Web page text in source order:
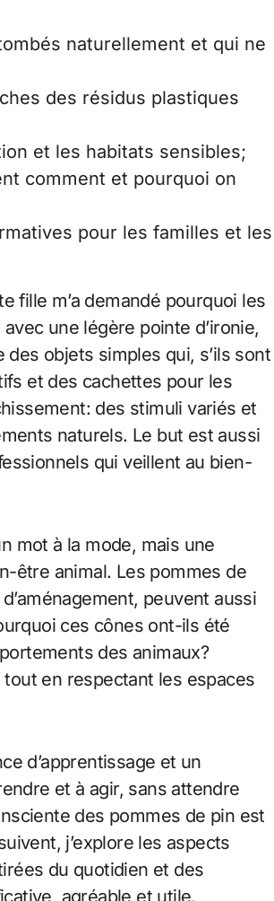
naturellement et qui ne
des résidus plastiques
et les habitats sensibles;
comment et pourquoi on
pour les familles et les
fille m’a demandé pourquoi les
une légère pointe d’ironie,
objets simples qui, s’ils sont
et des cachettes pour les
des stimuli variés et
naturels. Le but est aussi
qui veillent au bien-
mot à la mode, mais une
être animal. Les pommes de
peuvent aussi
ces cônes ont-ils été
des animaux?
en respectant les espaces
d’apprentissage et un
et à agir, sans attendre
des pommes de pin est
j’explore les aspects
du quotidien et des
agréable et utile.